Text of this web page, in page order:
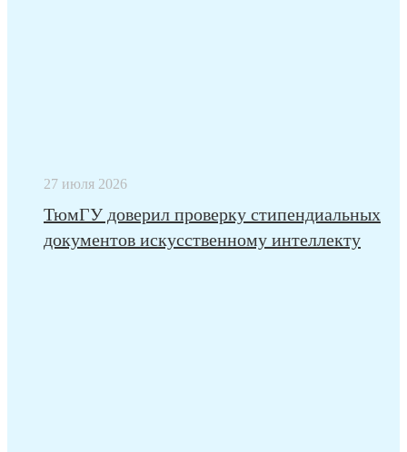
27 июля 2026
ТюмГУ доверил проверку стипендиальных
документов искусственному интеллекту